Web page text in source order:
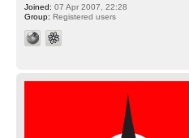
Joined: 07 Apr 2007, 22:28
Group: Registered users